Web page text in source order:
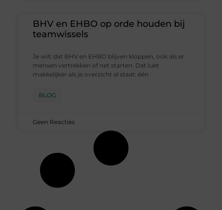
BHV en EHBO op orde houden bij
teamwissels
Je wilt dat BHV en EHBO blijven kloppen, ook als er
mensen vertrekken of net starten. Dat lukt
makkelijker als je overzicht al staat: één
BLOG
Geen Reacties